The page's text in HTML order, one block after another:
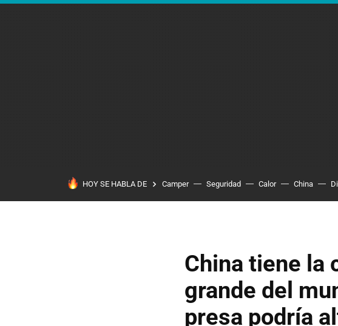
HOY SE HABLA DE Camper Seguridad Calor China
China tiene la
grande del
presa podría